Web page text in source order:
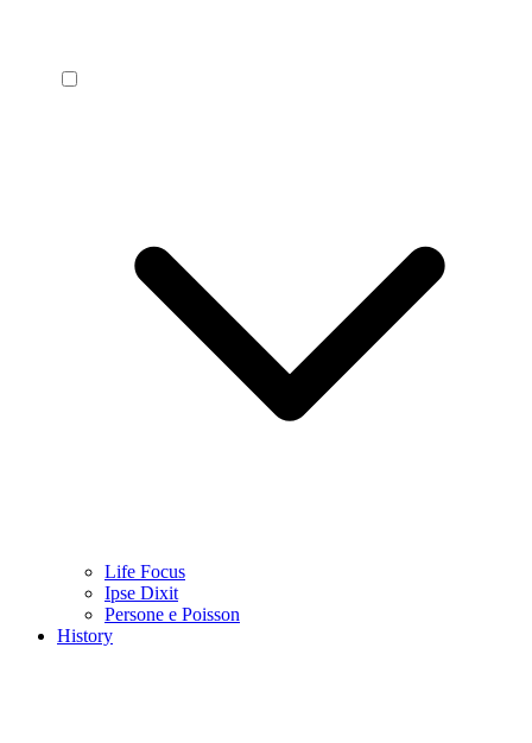
Life Focus
Ipse Dixit
Persone e Poisson
History